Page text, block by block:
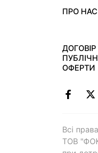
ПРО НАС
ДОГОВІР
ОФЕРТИ
Всі
ТОВ